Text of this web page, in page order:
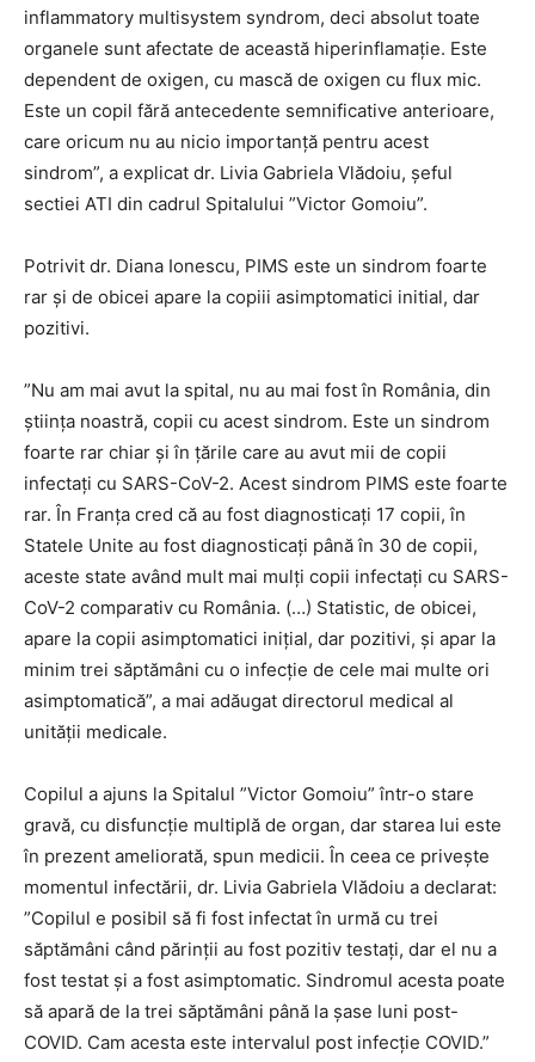
inflammatory multisystem syndrom, deci absolut toate
organele sunt afectate de această hiperinflamație. Este
dependent de oxigen, cu mască de oxigen cu flux mic.
Este un copil fără antecedente semnificative anterioare,
care oricum nu au nicio importanță pentru acest
sindrom”, a explicat dr. Livia Gabriela Vlădoiu, șeful
sectiei ATI din cadrul Spitalului ”Victor Gomoiu”.
Potrivit dr. Diana Ionescu, PIMS este un sindrom foarte
rar și de obicei apare la copiii asimptomatici initial, dar
pozitivi.
”Nu am mai avut la spital, nu au mai fost în România, din
știința noastră, copii cu acest sindrom. Este un sindrom
foarte rar chiar și în țările care au avut mii de copii
infectați cu SARS-CoV-2. Acest sindrom PIMS este foarte
rar. În Franța cred că au fost diagnosticați 17 copii, în
Statele Unite au fost diagnosticați până în 30 de copii,
aceste state având mult mai mulți copii infectați cu SARS-
CoV-2 comparativ cu România. (…) Statistic, de obicei,
apare la copii asimptomatici inițial, dar pozitivi, și apar la
minim trei săptămâni cu o infecție de cele mai multe ori
asimptomatică”, a mai adăugat directorul medical al
unității medicale.
Copilul a ajuns la Spitalul ”Victor Gomoiu” într-o stare
gravă, cu disfuncție multiplă de organ, dar starea lui este
în prezent ameliorată, spun medicii. În ceea ce privește
momentul infectării, dr. Livia Gabriela Vlădoiu a declarat:
”Copilul e posibil să fi fost infectat în urmă cu trei
săptămâni când părinții au fost pozitiv testați, dar el nu a
fost testat și a fost asimptomatic. Sindromul acesta poate
să apară de la trei săptămâni până la șase luni post-
COVID. Cam acesta este intervalul post infecție COVID.”